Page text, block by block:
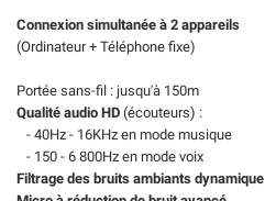
Connexion simultanée à 2 appareils
(Ordinateur + Téléphone fixe)
Portée sans-fil : jusqu'à 150m
Qualité audio HD (écouteurs) :
- 40Hz - 16KHz en mode musique
- 150 - 6 800Hz en mode voix
Filtrage des bruits ambiants dynamique